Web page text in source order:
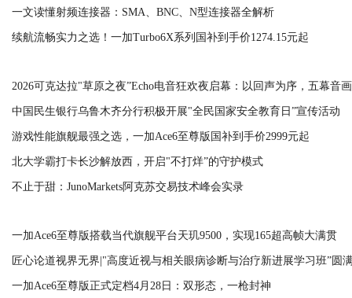
一文读懂射频连接器：SMA、BNC、N型连接器全解析
续航流畅实力之选！一加Turbo6X系列国补到手价1274.15元起
2026可克达拉"草原之夜”Echo电音狂欢夜启幕：以回声为序，五幕音
星河
中国民生银行乌鲁木齐分行积极开展"全民国家安全教育日”宣传活动
游戏性能旗舰最强之选，一加Ace6至尊版国补到手价2999元起
北大学霸打卡长沙解放西，开启"不打烊”的守护模式
不止于甜：JunoMarkets阿克苏交易技术峰会实录
一加Ace6至尊版搭载当代旗舰平台天玑9500，实现165超高帧大满贯
匠心论道视界无界|"高度近视与相关眼病诊断与治疗新进展学习班”圆
一加Ace6至尊版正式定档4月28日：双形态，一枪封神